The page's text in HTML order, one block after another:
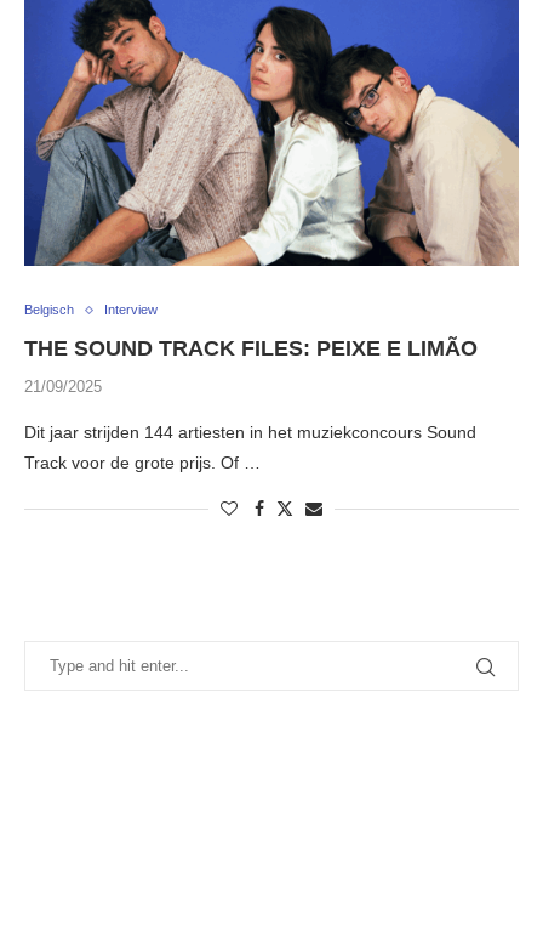
Belgisch Interview
THE SOUND TRACK FILES: PEIXE E LIMÃO
21/09/2025
Dit jaar strijden 144 artiesten in het muziekconcours Sound
Track voor de grote prijs. Of …